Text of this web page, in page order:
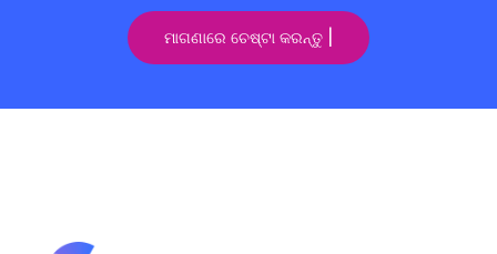
ମାଗଣାରେ ଚେଷ୍ଟା କରନ୍ତୁ |